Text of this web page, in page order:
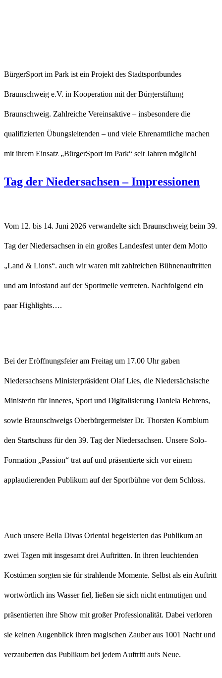
BürgerSport im Park ist ein Projekt des Stadtsportbundes
Braunschweig e.V. in Kooperation mit der Bürgerstiftung
Braunschweig. Zahlreiche Vereinsaktive – insbesondere die
qualifizierten Übungsleitenden – und viele Ehrenamtliche machen
mit ihrem Einsatz „BürgerSport im Park“ seit Jahren möglich!
Tag der Niedersachsen – Impressionen
Vom 12. bis 14. Juni 2026 verwandelte sich Braunschweig beim 39.
Tag der Niedersachsen in ein großes Landesfest unter dem Motto
„Land & Lions“. auch wir waren mit zahlreichen Bühnenauftritten
und am Infostand auf der Sportmeile vertreten. Nachfolgend ein
paar Highlights….
Bei der Eröffnungsfeier am Freitag um 17.00 Uhr gaben
Niedersachsens Ministerpräsident Olaf Lies, die Niedersächsische
Ministerin für Inneres, Sport und Digitalisierung Daniela Behrens,
sowie Braunschweigs Oberbürgermeister Dr. Thorsten Kornblum
den Startschuss für den 39. Tag der Niedersachsen. Unsere Solo-
Formation „Passion“ trat auf und präsentierte sich vor einem
applaudierenden Publikum auf der Sportbühne vor dem Schloss.
Auch unsere Bella Divas Oriental begeisterten das Publikum an
zwei Tagen mit insgesamt drei Auftritten. In ihren leuchtenden
Kostümen sorgten sie für strahlende Momente. Selbst als ein Auftritt
wortwörtlich ins Wasser fiel, ließen sie sich nicht entmutigen und
präsentierten ihre Show mit großer Professionalität. Dabei verloren
sie keinen Augenblick ihren magischen Zauber aus 1001 Nacht und
verzauberten das Publikum bei jedem Auftritt aufs Neue.